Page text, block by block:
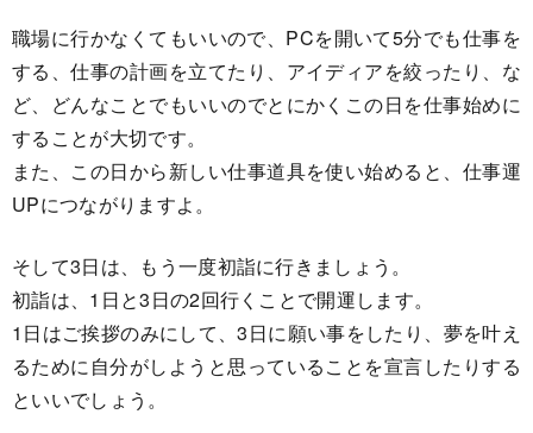
職場に行かなくてもいいので、PCを開いて5分でも仕事を
する、仕事の計画を立てたり、アイディアを絞ったり、な
ど、どんなことでもいいのでとにかくこの日を仕事始めに
することが大切です。
また、この日から新しい仕事道具を使い始めると、仕事運
UPにつながりますよ。
そして3日は、もう一度初詣に行きましょう。
初詣は、1日と3日の2回行くことで開運します。
1日はご挨拶のみにして、3日に願い事をしたり、夢を叶え
るために自分がしようと思っていることを宣言したりする
といいでしょう。